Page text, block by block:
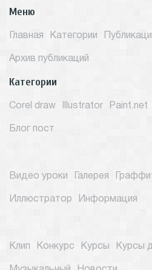
Меню
Главная Категории
Архив публикаций
Категории
Corel draw Illustrator Paint.net
Блог пост
Видео уроки Галерея
Иллюстратор Информация
Клип Конкурс Курсы Курсы